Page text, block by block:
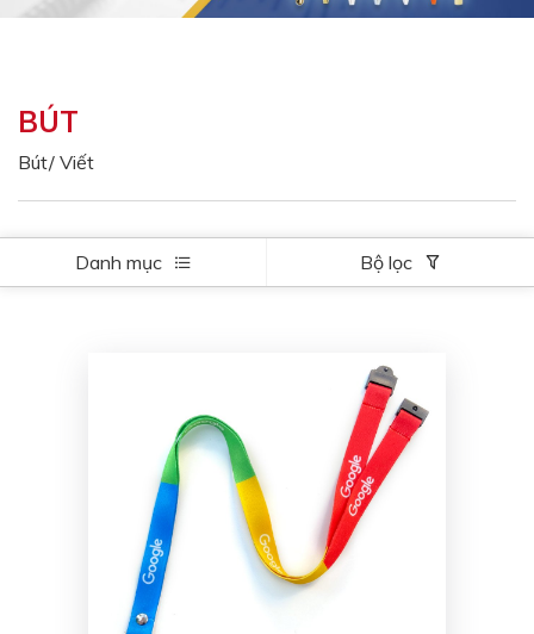
Dây đeo & Phụ kiện
Màu sắc
Đỏ
Xanh ngọc
Xanh lá
Cam
Vàng
Hồng
Tím
Vàng kem
Bạc - Bạc
Xanh dương - Bạc
Xanh lá - Bạc
Xám - Bạc
Cam - Bạc
Tím - Bạc
Bạc - Xanh dương
BÚT
Bút/ Viết
Danh mục Bộ lọc